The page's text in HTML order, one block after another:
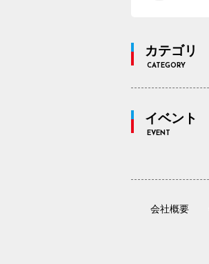
カテゴリ
CATEGORY
イベント
EVENT
会社概要